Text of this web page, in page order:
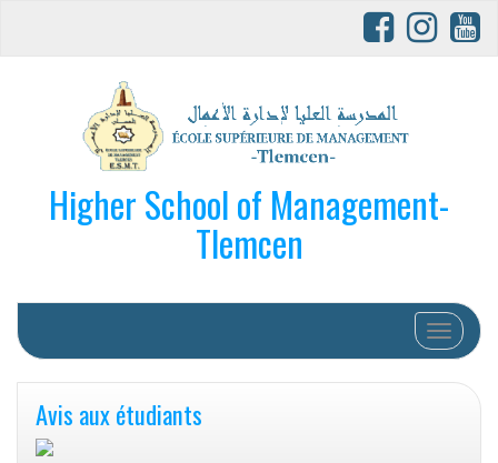
Higher School of Management-
Tlemcen
Afficher/
Avis aux étudiants